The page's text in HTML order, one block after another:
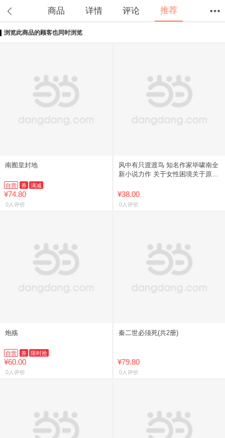
商品 详情 评论 推荐
浏览此商品的顾客也同时浏览
南囿皇封地
自营 券 满减
¥74.80
0人评价
风中有只渡渡鸟 知名作家毕啸南全
新小说力作 关于女性困境关于原生
个女孩 一生要被杀死多少次
¥38.00
0人评价
炮殇
自营 券 限时抢
¥60.00
0人评价
秦二世必须死(共2册)
¥79.80
0人评价